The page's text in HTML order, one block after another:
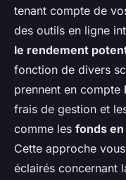
tenant compte de
des outils en ligne
le rendement
fonction de divers
prennent en compte
frais de gestion et
comme les fonds
Cette approche
éclairés concernant